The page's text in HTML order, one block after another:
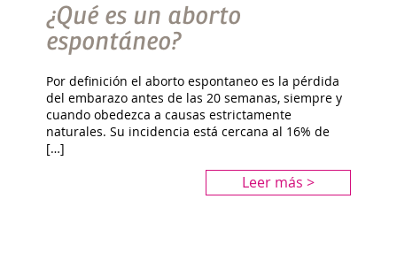
¿Qué es un aborto
espontáneo?
Por definición el aborto espontaneo es la pérdida
del embarazo antes de las 20 semanas, siempre y
cuando obedezca a causas estrictamente
naturales. Su incidencia está cercana al 16% de
[…]
Leer más >